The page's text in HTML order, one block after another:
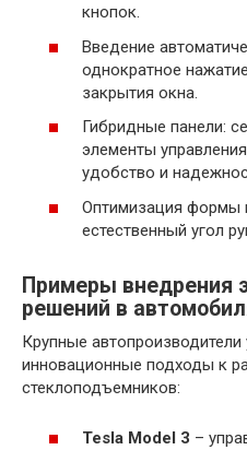
кнопок.
Введение
однократное
закрытия окна.
Гибридные панели:
элементы
удобство и
Оптимизация формы
естественный угол
Примеры внедрения
решений в
Крупные
инновационные подходы к
стеклоподъемников:
Tesla Model 3 –